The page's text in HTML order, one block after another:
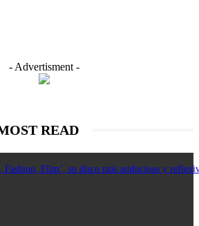
- Advertisment -
READ
Fashion, Film’, su disco más ambicioso y